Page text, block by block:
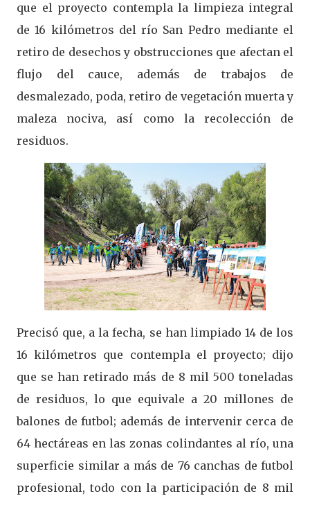
que el proyecto contempla la limpieza integral
de 16 kilómetros del río San Pedro mediante el
retiro de desechos y obstrucciones que afectan el
flujo del cauce, además de trabajos de
desmalezado, poda, retiro de vegetación muerta y
maleza nociva, así como la recolección de
residuos.
Precisó que, a la fecha, se han limpiado 14 de los
16 kilómetros que contempla el proyecto; dijo
que se han retirado más de 8 mil 500 toneladas
de residuos, lo que equivale a 20 millones de
balones de futbol; además de intervenir cerca de
64 hectáreas en las zonas colindantes al río, una
superficie similar a más de 76 canchas de futbol
profesional, todo con la participación de 8 mil